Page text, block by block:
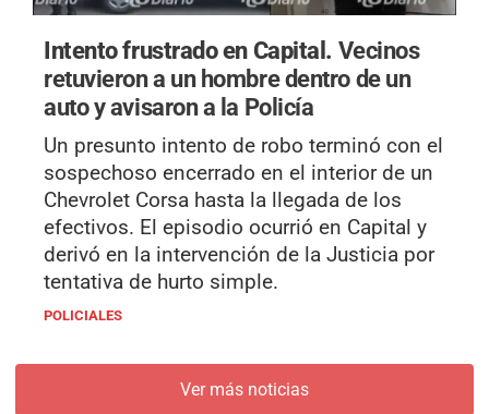
Intento frustrado en Capital. Vecinos
retuvieron a un hombre dentro de un
auto y avisaron a la Policía
Un presunto intento de robo terminó con el
sospechoso encerrado en el interior de un
Chevrolet Corsa hasta la llegada de los
efectivos. El episodio ocurrió en Capital y
derivó en la intervención de la Justicia por
tentativa de hurto simple.
POLICIALES
Ver más noticias